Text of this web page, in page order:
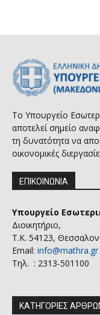
Το Υπουργείο
αποτελεί σημείο
τη δυνατότητα να
οικονομικές
ΕΠΙΚΟΙΝΩΝΙΑ
Υπουργείο
Διοικητήριο,
Τ.Κ. 54123,
Email: info@mathra.gr
Τηλ. : 2313-501100
ΚΑΤΗΓΟΡΙΕΣ